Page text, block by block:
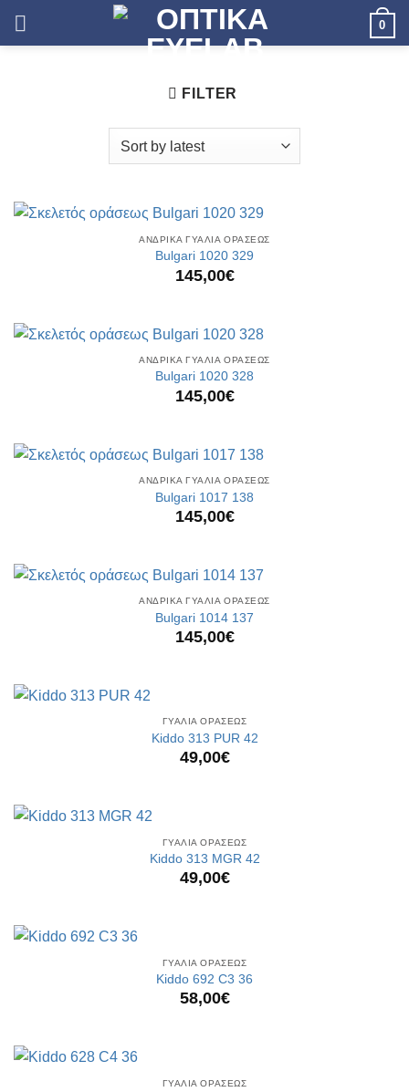
0
FILTER
ΑΝΔΡΙΚΑ ΓΥΑΛΙΑ ΟΡΑΣΕΩΣ
Bulgari 1020 329
145,00€
ΑΝΔΡΙΚΑ ΓΥΑΛΙΑ ΟΡΑΣΕΩΣ
Bulgari 1020 328
145,00€
ΑΝΔΡΙΚΑ ΓΥΑΛΙΑ ΟΡΑΣΕΩΣ
Bulgari 1017 138
145,00€
ΑΝΔΡΙΚΑ ΓΥΑΛΙΑ ΟΡΑΣΕΩΣ
Bulgari 1014 137
145,00€
ΓΥΑΛΙΑ ΟΡΑΣΕΩΣ
Kiddo 313 PUR 42
49,00€
ΓΥΑΛΙΑ ΟΡΑΣΕΩΣ
Kiddo 313 MGR 42
49,00€
ΓΥΑΛΙΑ ΟΡΑΣΕΩΣ
Kiddo 692 C3 36
58,00€
ΓΥΑΛΙΑ ΟΡΑΣΕΩΣ